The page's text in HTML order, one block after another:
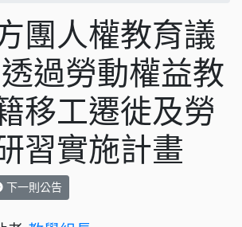
團人權教育議
過勞動權益教
移工遷徙及勞
習實施計畫
下一則公告